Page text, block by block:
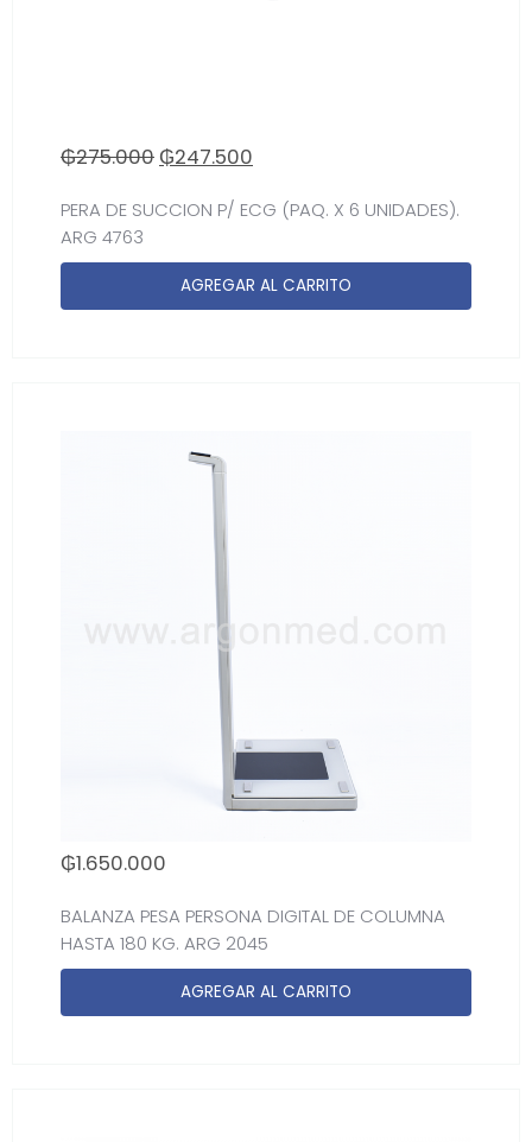
₲275.000 ₲247.500
PERA DE SUCCION P/ ECG (PAQ. X 6 UNIDADES).
ARG 4763
AGREGAR AL CARRITO
₲1.650.000
BALANZA PESA PERSONA DIGITAL DE COLUMNA
HASTA 180 KG. ARG 2045
AGREGAR AL CARRITO